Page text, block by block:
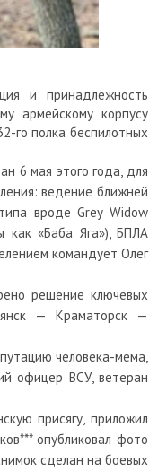
и принадлежность
армейскому корпусу
го полка беспилотных
6 мая этого года, для
ведение ближней
вроде Grey Widow
как «Баба Яга»), БПЛА
командует Олег
решение ключевых
— Краматорск —
человека-мема,
офицер ВСУ, ветеран
присягу, приложил
опубликовал фото
сделан на боевых